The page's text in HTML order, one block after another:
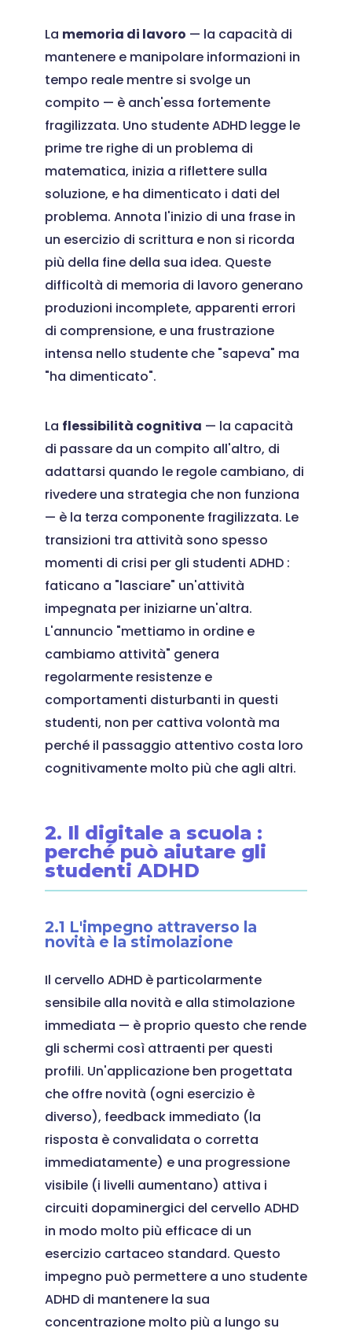
La memoria di lavoro — la capacità di
mantenere e manipolare informazioni in
tempo reale mentre si svolge un
compito — è anch'essa fortemente
fragilizzata. Uno studente ADHD legge le
prime tre righe di un problema di
matematica, inizia a riflettere sulla
soluzione, e ha dimenticato i dati del
problema. Annota l'inizio di una frase in
un esercizio di scrittura e non si ricorda
più della fine della sua idea. Queste
difficoltà di memoria di lavoro generano
produzioni incomplete, apparenti errori
di comprensione, e una frustrazione
intensa nello studente che "sapeva" ma
"ha dimenticato".
La flessibilità cognitiva — la capacità
di passare da un compito all'altro, di
adattarsi quando le regole cambiano, di
rivedere una strategia che non funziona
— è la terza componente fragilizzata. Le
transizioni tra attività sono spesso
momenti di crisi per gli studenti ADHD :
faticano a "lasciare" un'attività
impegnata per iniziarne un'altra.
L'annuncio "mettiamo in ordine e
cambiamo attività" genera
regolarmente resistenze e
comportamenti disturbanti in questi
studenti, non per cattiva volontà ma
perché il passaggio attentivo costa loro
cognitivamente molto più che agli altri.
2. Il digitale a scuola :
perché può aiutare gli
studenti ADHD
2.1 L'impegno attraverso la
novità e la stimolazione
Il cervello ADHD è particolarmente
sensibile alla novità e alla stimolazione
immediata — è proprio questo che rende
gli schermi così attraenti per questi
profili. Un'applicazione ben progettata
che offre novità (ogni esercizio è
diverso), feedback immediato (la
risposta è convalidata o corretta
immediatamente) e una progressione
visibile (i livelli aumentano) attiva i
circuiti dopaminergici del cervello ADHD
in modo molto più efficace di un
esercizio cartaceo standard. Questo
impegno può permettere a uno studente
ADHD di mantenere la sua
concentrazione molto più a lungo su